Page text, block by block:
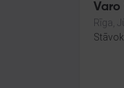
Varo
Rīga,